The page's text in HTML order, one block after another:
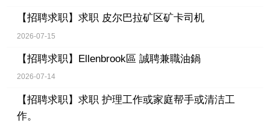
【招聘求职】 求职 皮尔巴拉矿区矿卡司机
2026-07-15
【招聘求职】 Ellenbrook區 誠聘兼職油鍋
2026-07-14
【招聘求职】 求职 护理工作或家庭帮手或清洁工
作。